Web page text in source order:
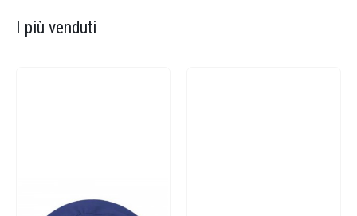
I più venduti